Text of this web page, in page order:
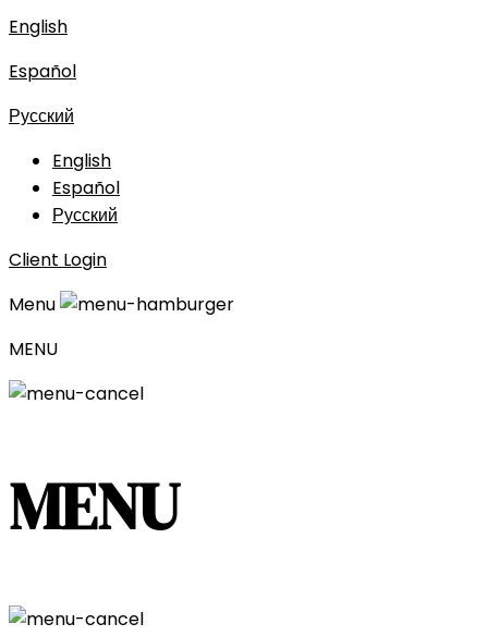
English
Español
Русский
English
Español
Русский
Client Login
Menu
MENU
MENU